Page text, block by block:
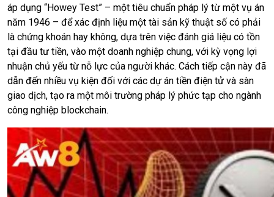
áp dụng “Howey Test” – một tiêu chuẩn pháp lý từ một vụ án
năm 1946 – để xác định liệu một tài sản kỹ thuật số có phải
là chứng khoán hay không, dựa trên việc đánh giá liệu có tồn
tại đầu tư tiền, vào một doanh nghiệp chung, với kỳ vọng lợi
nhuận chủ yếu từ nỗ lực của người khác. Cách tiếp cận này đã
dẫn đến nhiều vụ kiện đối với các dự án tiền điện tử và sàn
giao dịch, tạo ra một môi trường pháp lý phức tạp cho ngành
công nghiệp blockchain.